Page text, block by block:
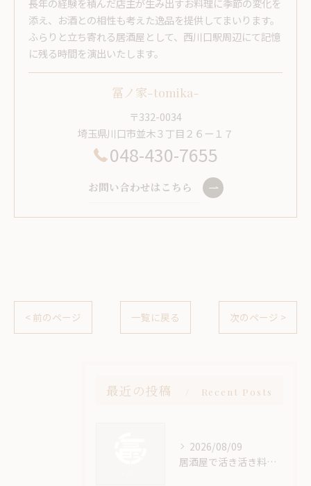
長年の経験を積んだ店主が生み出すお料理に季節の変化を
添え、お酒との相性も考えた逸品を提供してまいります。
ふらりと立ち寄れる居酒屋として、西川口駅周辺にて記憶
に残る時間を演出いたします。
冨ノ家-tomika-
〒332-0034
埼玉県川口市並木３丁目２６ー１７
048-430-7655
お問い合わせはこちら
< 前のページ 一覧に戻る 次のページ >
最近の投稿 Recent Posts
2026/08/09
居酒屋で活き活き料理を楽しむ埼玉県川口市草加市エリアの満足体験ガイド